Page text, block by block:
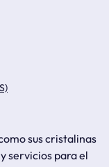
sus cristalinas
servicios para el